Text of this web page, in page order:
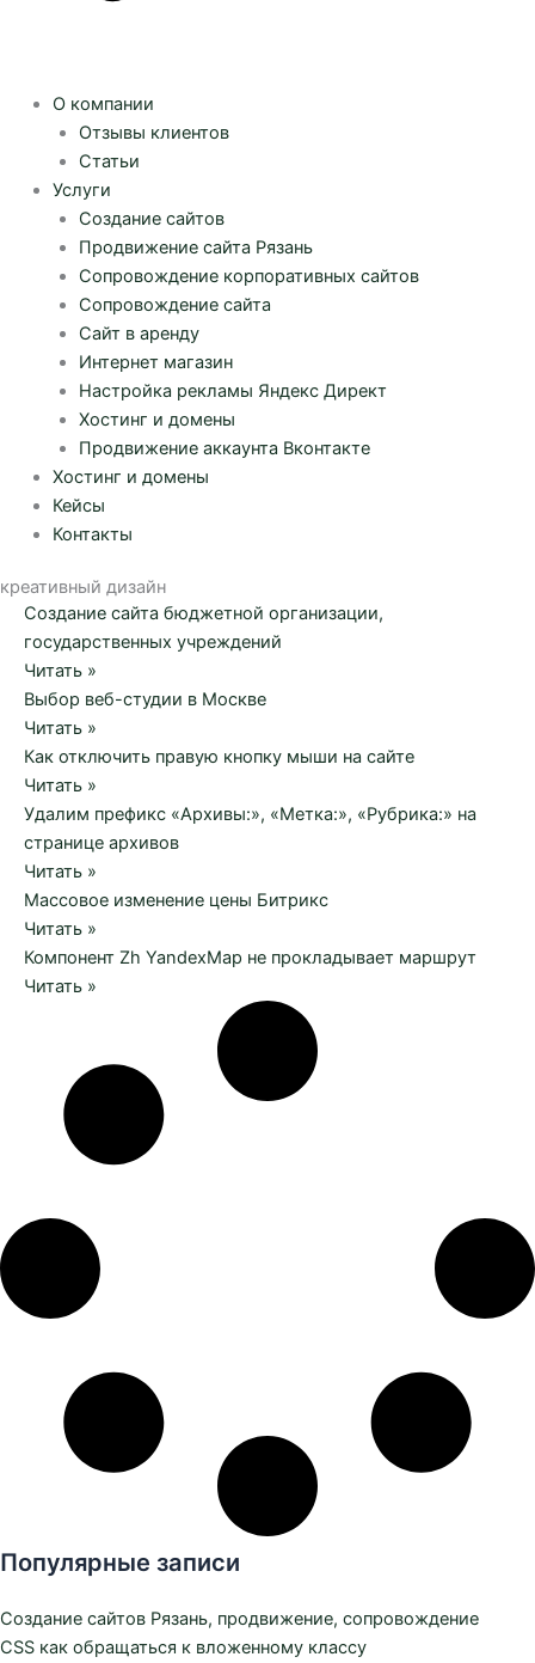
О компании
Отзывы клиентов
Статьи
Услуги
Создание сайтов
Продвижение сайта Рязань
Сопровождение корпоративных сайтов
Сопровождение сайта
Сайт в аренду
Интернет магазин
Настройка рекламы Яндекс Директ
Хостинг и домены
Продвижение аккаунта Вконтакте
Хостинг и домены
Кейсы
Контакты
креативный дизайн
Создание сайта бюджетной организации,
государственных учреждений
Читать »
Выбор веб-студии в Москве
Читать »
Как отключить правую кнопку мыши на сайте
Читать »
Удалим префикс «Архивы:», «Метка:», «Рубрика:» на
странице архивов
Читать »
Массовое изменение цены Битрикс
Читать »
Компонент Zh YandexMap не прокладывает маршрут
Читать »
Популярные записи
Создание сайтов Рязань, продвижение, сопровождение
CSS как обращаться к вложенному классу